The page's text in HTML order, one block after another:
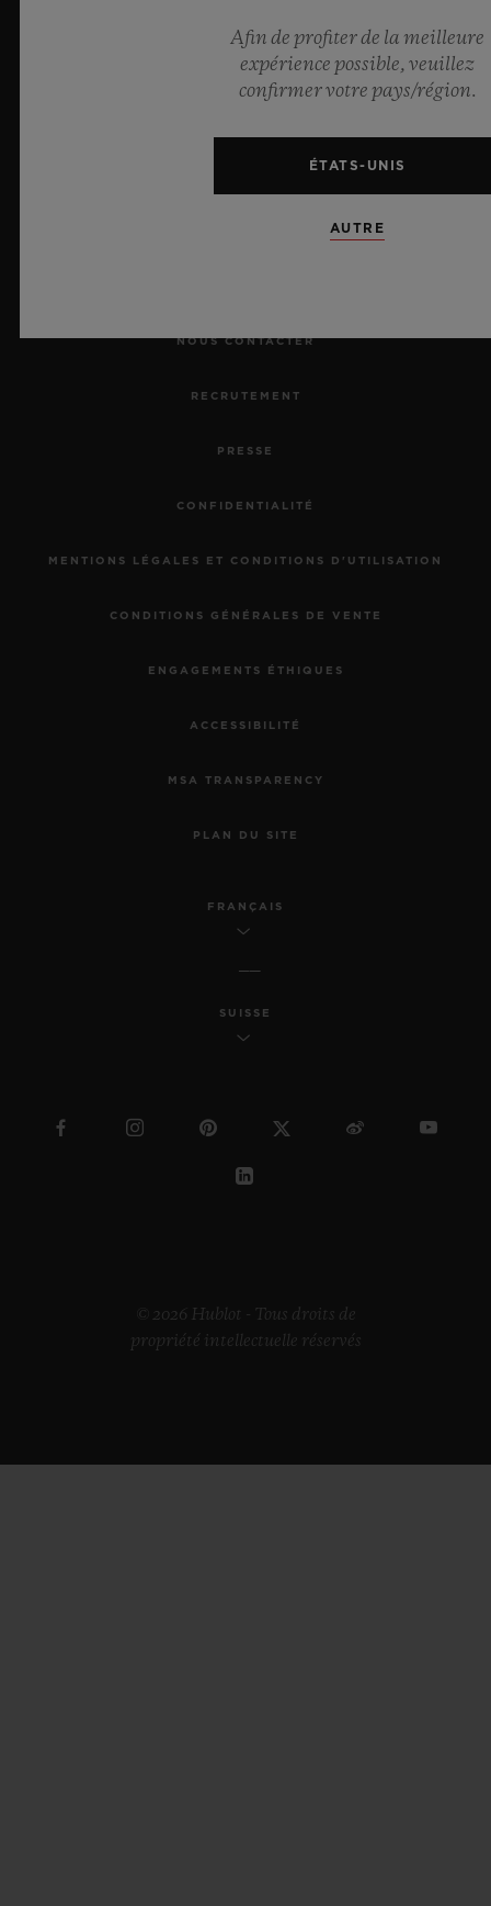
NEWSLETTER
SUIVRE UNE COMMANDE
NOUS CONTACTER
RECRUTEMENT
PRESSE
CONFIDENTIALITÉ
MENTIONS LÉGALES ET CONDITIONS D'UTILISATION
CONDITIONS GÉNÉRALES DE VENTE
ENGAGEMENTS ÉTHIQUES
ACCESSIBILITÉ
MSA TRANSPARENCY
PLAN DU SITE
FRANÇAIS
SUISSE
© 2026 Hublot - Tous droits de
propriété intellectuelle réservés
Afin de profiter de la meilleure
expérience possible, veuillez
confirmer votre pays/région.
ÉTATS-UNIS
AUTRE